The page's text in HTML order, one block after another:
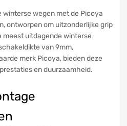
wegen met de Picoya
ontworpen om uitzonderlijke grip
meest uitdagende winterse
van 9mm,
merk Picoya, bieden deze
en duurzaamheid.